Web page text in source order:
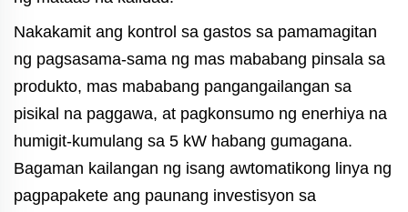
Nakakamit ang kontrol sa gastos sa pamamagitan
ng pagsasama-sama ng mas mababang pinsala sa
produkto, mas mababang pangangailangan sa
pisikal na paggawa, at pagkonsumo ng enerhiya na
humigit-kumulang sa 5 kW habang gumagana.
Bagaman kailangan ng isang awtomatikong linya ng
pagpapakete ang paunang investisyon sa